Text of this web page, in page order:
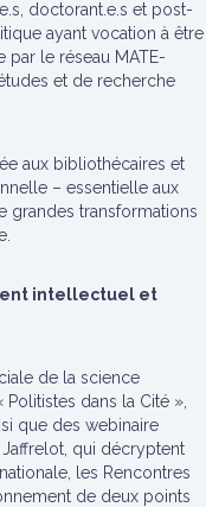
doctorant.e.s et post-
ayant vocation à être
par le réseau MATE-
et de recherche
aux bibliothécaires et
– essentielle aux
grandes transformations
intellectuel et
de la science
dans la Cité »,
que des webinaire
qui décryptent
les Rencontres
de deux points